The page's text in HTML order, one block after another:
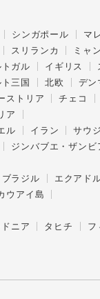
シンガポール マ
スリランカ ミャ
トガル イギリス
三国 北欧 デン
ストリア チェコ
ア
ル イラン サウ
ジンバブエ・ザンビ
ブラジル エクアド
ウアイ島
ニア タヒチ フ